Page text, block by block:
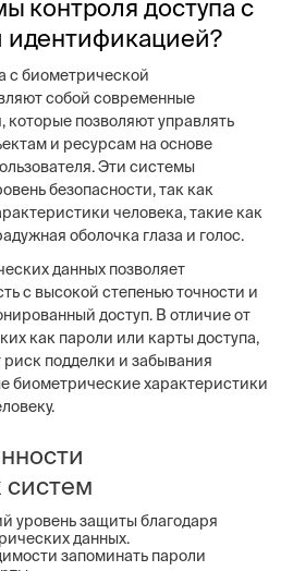
контроля доступа с
идентификацией?
с биометрической
собой современные
которые позволяют управлять
и ресурсам на основе
Эти системы
безопасности, так как
человека, такие как
оболочка глаза и голос.
данных позволяет
с высокой степенью точности и
доступ. В отличие от
как пароли или карты доступа,
подделки и забывания
биометрические характеристики
систем
уровень защиты благодаря
данных.
запоминать пароли